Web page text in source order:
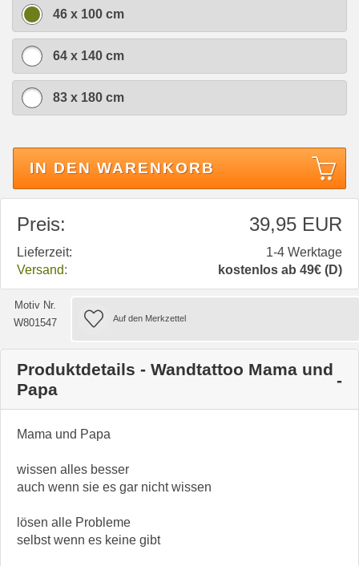
46 x 100 cm
64 x 140 cm
83 x 180 cm
IN DEN WARENKORB
Preis: 39,95 EUR
Lieferzeit:
1-4 Werktage
Versand:
kostenlos ab 49€ (D)
Motiv Nr.
W801547
Produktdetails - Wandtattoo Mama und
Papa
Mama und Papa
wissen alles besser
auch wenn sie es gar nicht wissen
lösen alle Probleme
selbst wenn es keine gibt